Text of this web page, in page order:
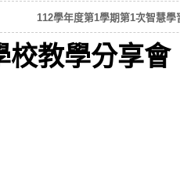
112學年度第1學期第1次智慧
教學分享會